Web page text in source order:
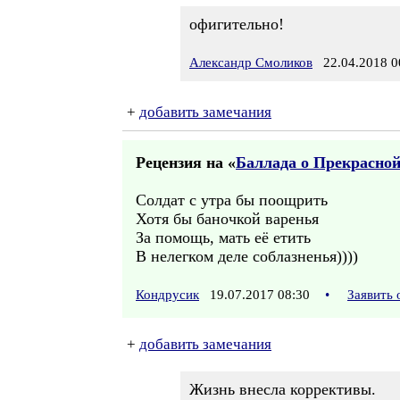
офигительно!
Александр Смоликов 22.04.2018
+ добавить замечания
Рецензия на «Баллада о
Солдат с утра бы поощрить
Хотя бы баночкой варенья
За помощь, мать её етить
В нелегком деле соблазненья))))
Кондрусик 19.07.2017 08:30 • Заявить
+ добавить замечания
Жизнь внесла коррективы.